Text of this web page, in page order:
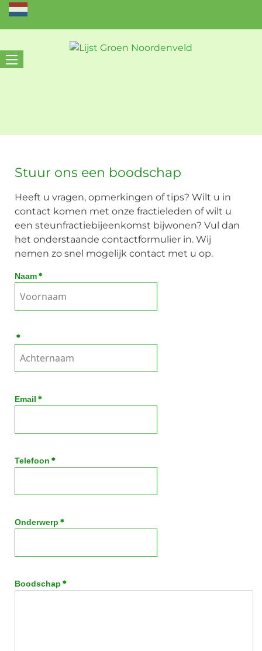
Stuur ons een boodschap
Heeft u vragen, opmerkingen of tips? Wilt u in
contact komen met onze fractieleden of wilt u
een steunfractiebijeenkomst bijwonen? Vul dan
het onderstaande contactformulier in. Wij
nemen zo snel mogelijk contact met u op.
Naam*
*
Email *
Telefoon *
Onderwerp *
Boodschap *